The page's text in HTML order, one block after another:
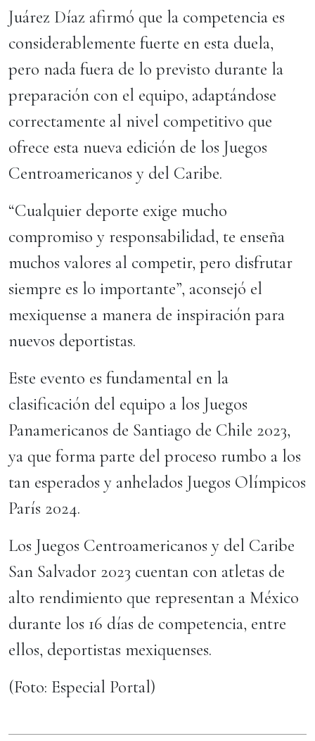
Juárez Díaz afirmó que la competencia es
considerablemente fuerte en esta duela,
pero nada fuera de lo previsto durante la
preparación con el equipo, adaptándose
correctamente al nivel competitivo que
ofrece esta nueva edición de los Juegos
Centroamericanos y del Caribe.
“Cualquier deporte exige mucho
compromiso y responsabilidad, te enseña
muchos valores al competir, pero disfrutar
siempre es lo importante”, aconsejó el
mexiquense a manera de inspiración para
nuevos deportistas.
Este evento es fundamental en la
clasificación del equipo a los Juegos
Panamericanos de Santiago de Chile 2023,
ya que forma parte del proceso rumbo a los
tan esperados y anhelados Juegos Olímpicos
París 2024.
Los Juegos Centroamericanos y del Caribe
San Salvador 2023 cuentan con atletas de
alto rendimiento que representan a México
durante los 16 días de competencia, entre
ellos, deportistas mexiquenses.
(Foto: Especial Portal)